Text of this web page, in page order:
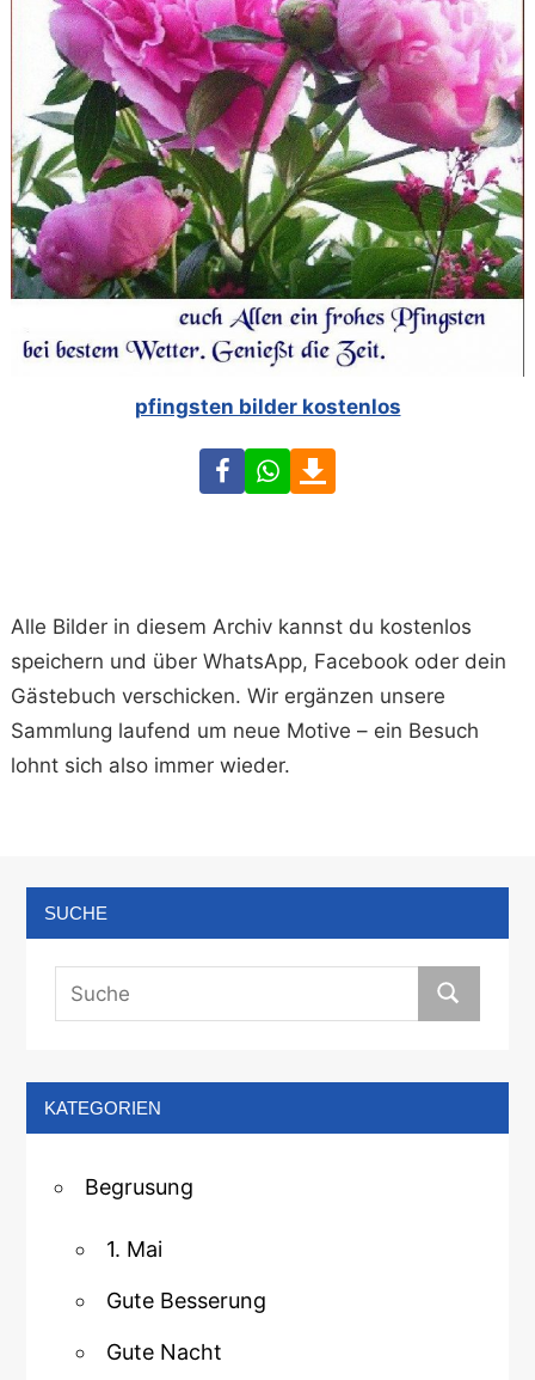
pfingsten bilder kostenlos
FacebookWhatsApp
Alle Bilder in diesem Archiv kannst du kostenlos
speichern und über WhatsApp, Facebook oder dein
Gästebuch verschicken. Wir ergänzen unsere
Sammlung laufend um neue Motive – ein Besuch
lohnt sich also immer wieder.
SUCHE
KATEGORIEN
Begrusung
1. Mai
Gute Besserung
Gute Nacht